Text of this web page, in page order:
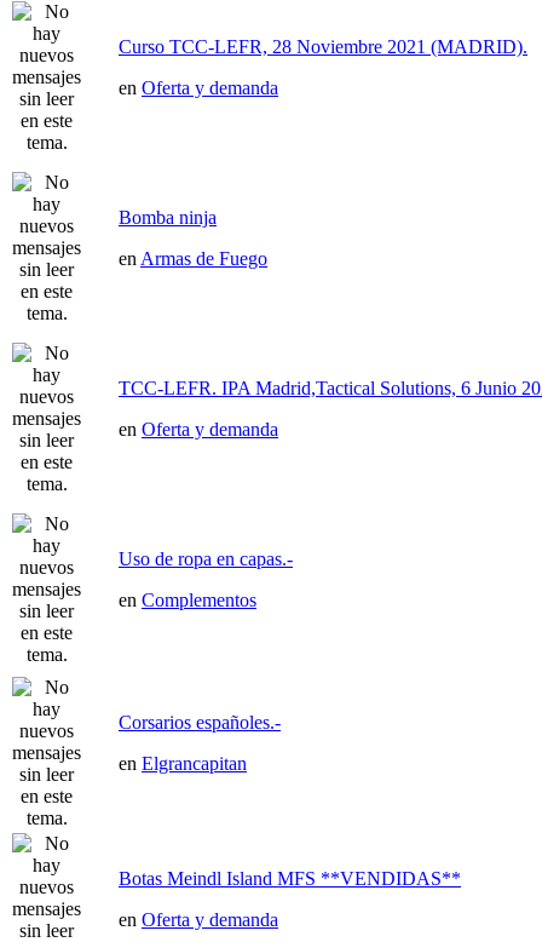
Curso TCC-LEFR, 28 Noviembre 2021 (MADRID).
en Oferta y demanda
Bomba ninja
en Armas de Fuego
TCC-LEFR. IPA Madrid,Tactical Solutions, 6 Junio
en Oferta y demanda
Uso de ropa en capas.-
en Complementos
Corsarios españoles.-
en Elgrancapitan
Botas Meindl Island MFS **VENDIDAS**
en Oferta y demanda